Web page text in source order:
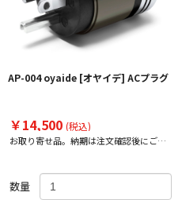
AP-004 oyaide [オヤイデ] ACプラグ
￥14,500 (税込)
お取り寄せ品。納期は注文確認後にご案
数量